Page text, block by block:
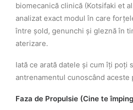
biomecanică clinică (Kotsifaki et
analizat exact modul în care
între șold, genunchi și gleznă în
aterizare.
Iată ce arată datele și cum îți poți
antrenamentul cunoscând aceste
Faza de Propulsie (Cine te